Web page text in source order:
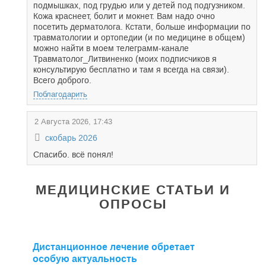
подмышках, под грудью или у детей под подгузником.
Кожа краснеет, болит и мокнет. Вам надо очно
посетить дерматолога. Кстати, больше информации по
травматологии и ортопедии (и по медицине в общем)
можно найти в моем телеграмм-канале
Травматолог_Литвиненко (моих подписчиков я
консультирую бесплатно и там я всегда на связи).
Всего доброго.
Поблагодарить
2 Августа 2026, 17:43
скобарь 2026
Спасибо. всё понял!
МЕДИЦИНСКИЕ СТАТЬИ И
ОПРОСЫ
Дистанционное лечение обретает
особую актуальность